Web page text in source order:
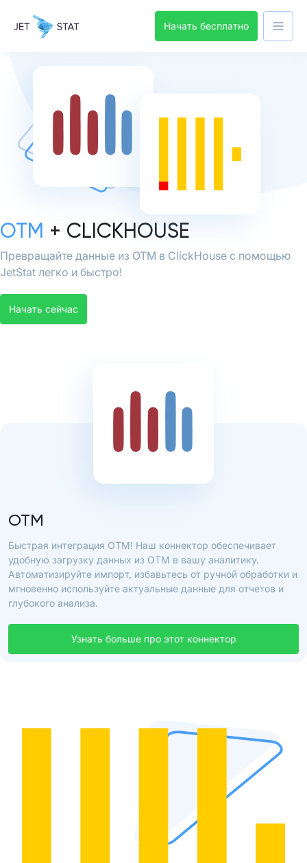
Начать бесплатно
OTM + CLICKHOUSE
Превращайте данные из OTM в ClickHouse с помощью
JetStat легко и быстро!
Начать сейчас
OTM
Быстрая интеграция OTM! Наш коннектор обеспечивает
удобную загрузку данных из OTM в вашу аналитику.
Автоматизируйте импорт, избавьтесь от ручной обработки и
мгновенно используйте актуальные данные для отчетов и
глубокого анализа.
Узнать больше про этот коннектор